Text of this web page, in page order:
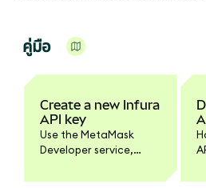
คู่มือ
Create a new Infura
API key
Use the MetaMask
Developer service,
key.